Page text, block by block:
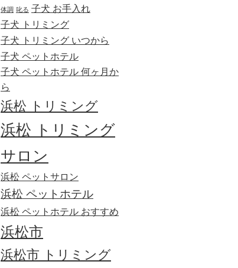
体調 叱る 子犬 お手入れ
子犬 トリミング
子犬 トリミング いつから
子犬 ペットホテル
子犬 ペットホテル 何ヶ月か
ら
浜松 トリミング
浜松 トリミング
サロン
浜松 ペットサロン
浜松 ペットホテル
浜松 ペットホテル おすすめ
浜松市
浜松市 トリミング